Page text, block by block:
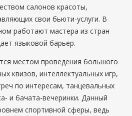
салонов красоты,
свои бьюти-услуги. В
работают мастера из стран
языковой барьер.
местом проведения большого
квизов, интеллектуальных игр,
по интересам, танцевальных
и бачата-вечеринки. Данный
спортивной сферы, ведь